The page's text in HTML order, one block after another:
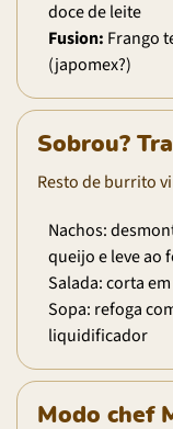
doce de leite
Fusion: Frango
(japomex?)
Sobrou?
Resto de burrito
Nachos:
queijo e leve ao
Salada: corta
Sopa: refoga
liquidificador
Modo chef